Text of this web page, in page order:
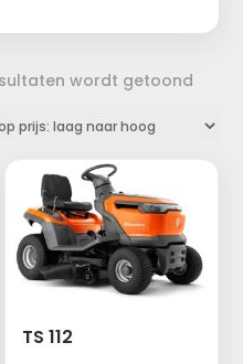
wordt getoond
TS 112